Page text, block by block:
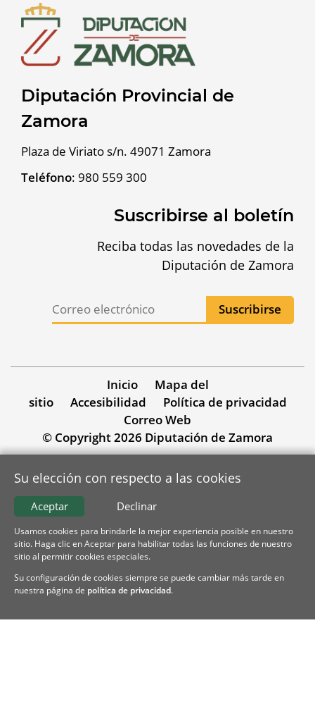
Diputación Provincial de
Zamora
Plaza de Viriato s/n. 49071 Zamora
Teléfono: 980 559 300
Suscribirse al boletín
Reciba todas las novedades de la
Diputación de Zamora
Inicio
Mapa del
sitio
Accesibilidad
Política de privacidad
Correo Web
© Copyright 2026 Diputación de Zamora
Su elección con respecto a las cookies
Declinar
Aceptar
Usamos cookies para brindarle la mejor experiencia posible en nuestro
sitio. Haga clic en Aceptar para habilitar todas las funciones de nuestro
sitio al permitir cookies especiales.
Su configuración de cookies siempre se puede cambiar más tarde en
nuestra página de política de privacidad.